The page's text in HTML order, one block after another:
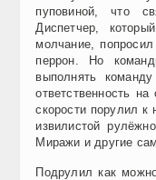
пуповиной, что
Диспетчер,
молчание,
перрон. Но
выполнять
ответственность
скорости порулил
извилистой
Миражи и другие
Подрулил как